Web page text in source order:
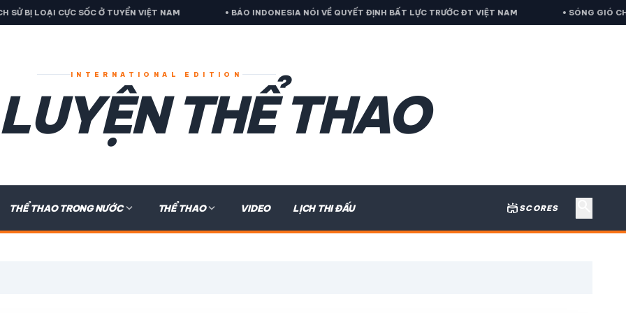
BỊ LOẠI CỰC SỐC Ở TUYỂN VIỆT NAM • BÁO INDONESIA NÓI VỀ QUYẾT ĐỊNH BẤT LỰC TRƯỚC ĐT VIỆT NAM • SÓNG GIÓ
INTERNATIONAL EDITION
THỂ THAO
THỂ THAO TRONG NƯỚCexpand_more THỂ THAOexpand_more VIDEO LỊCH THI ĐẤU stadium SCORES